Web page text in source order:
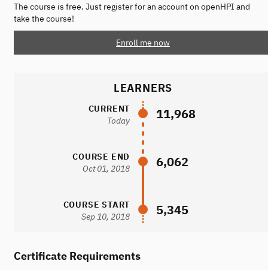
The course is free. Just register for an account on openHPI and
take the course!
Enroll me now
LEARNERS
CURRENT
Today
11,968
COURSE END
Oct 01, 2018
6,062
COURSE START
Sep 10, 2018
5,345
Certificate Requirements